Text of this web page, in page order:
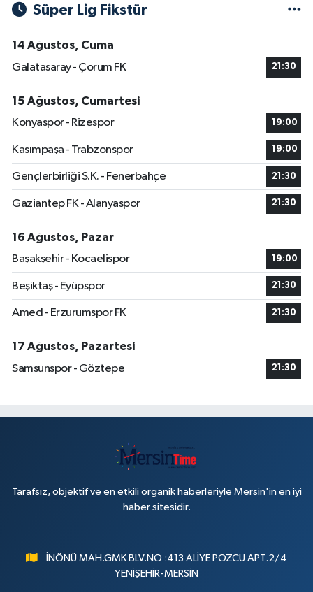
Süper Lig Fikstür
14 Ağustos, Cuma
Galatasaray - Çorum FK
21:30
15 Ağustos, Cumartesi
Konyaspor - Rizespor
19:00
Kasımpaşa - Trabzonspor 19:00
Gençlerbirliği S.K. - Fenerbahçe 21:30
Gaziantep FK - Alanyaspor 21:30
16 Ağustos, Pazar
Başakşehir - Kocaelispor
19:00
Beşiktaş - Eyüpspor 21:30
Amed - Erzurumspor FK 21:30
17 Ağustos, Pazartesi
Samsunspor - Göztepe
21:30
Tarafsız, objektif ve en etkili organik haberleriyle Mersin'in en iyi
haber sitesidir.
İNÖNÜ MAH.GMK BLV.NO :413 ALİYE POZCU APT.2/4
YENİŞEHİR-MERSİN